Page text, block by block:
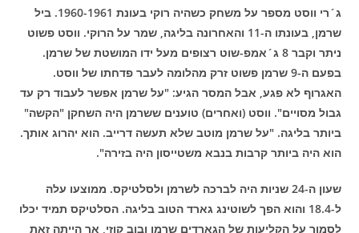
ג´רי ווסט מספר על משחק כשהיה רוקי בעונת 1960-1961. ביל
שרמן, בעונתו ה-11 והאחרונה בליגה, שמר על הרוקי. ווסט פשוט
ניתר וקבר 8 ג´אמפ-שוט רצופים מעל ידו המושטת של שרמן.
בפעם ה-9 שרמן פשוט זרק מהלומה לעבר פדחתו של ווסט.
האגרוף לא פגע, אבל המסר הגיע: "על שרמן אפשר לעבוד רק עד
גבול מסויים". ווסט (ואחרים) טוענים ששרמן היה השחקן "הקשה"
ביותר בליגה. "על שרמן מוטב שלא תעשה דרייב. הוא יהרוג אותך.
הוא היה ביותר קרבות בנבא משטייסון היה בזירה".
שעון ה-24 שניות היה לברכה לשרמן ולסלטיקס. ממוצעו עלה
ל-18.4 והוא הפך לשוטינג גארד הטוב בליגה. הסלטיקס תמיד יכלו
לסמוך על הקליעות של הגארדים שרמן ובוב קוזי, אך הייתה זאת